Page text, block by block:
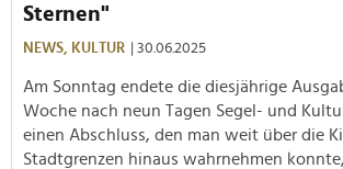
Sternen"
NEWS, KULTUR | 30.06.2025
Am Sonntag endete die diesjährige
Woche nach neun Tagen Segel- und
einen Abschluss, den man weit über die
Stadtgrenzen hinaus wahrnehmen